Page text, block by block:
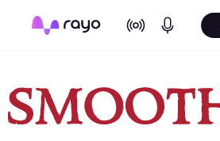
On Air Podcasts